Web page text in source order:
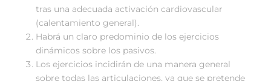
tras una adecuada activación cardiovascular
(calentamiento general).
Habrá un claro predominio de los ejercicios
dinámicos sobre los pasivos.
Los ejercicios incidirán de una manera general
sobre todas las articulaciones, ya que se pretende